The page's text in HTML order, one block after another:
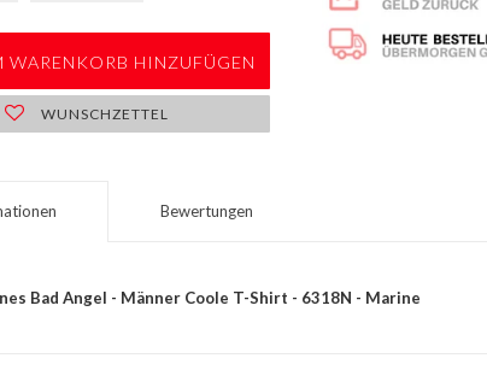
WARENKORB HINZUFÜGEN
WUNSCHZETTEL
Bewertungen
Bad Angel - Männer Coole T-Shirt - 6318N - Marine